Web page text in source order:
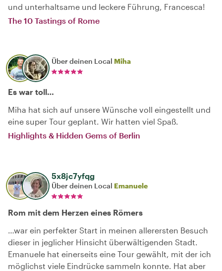
und unterhaltsame und leckere Führung, Francesca!
The 10 Tastings of Rome
Über deinen Local Miha
Es war toll…
Miha hat sich auf unsere Wünsche voll eingestellt und
eine super Tour geplant. Wir hatten viel Spaß.
Highlights & Hidden Gems of Berlin
5x8jc7yfqg
Über deinen Local Emanuele
Rom mit dem Herzen eines Römers
…war ein perfekter Start in meinen allerersten Besuch
dieser in jeglicher Hinsicht überwältigenden Stadt.
Emanuele hat einerseits eine Tour gewählt, mit der ich
möglichst viele Eindrücke sammeln konnte. Hat aber